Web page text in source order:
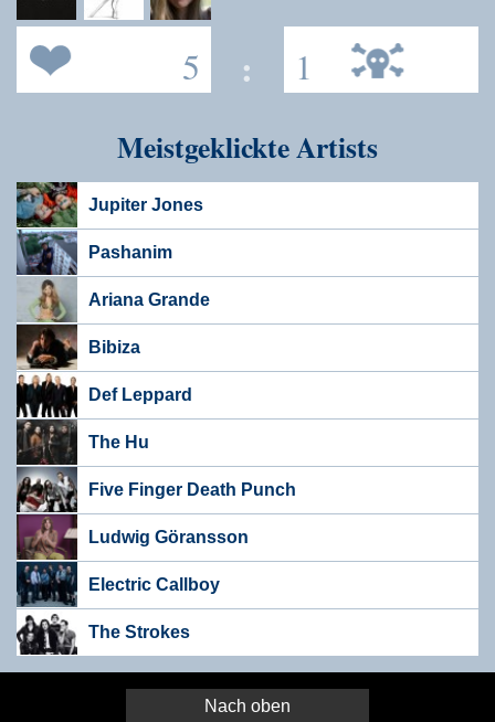
5 : 1
Meistgeklickte Artists
Jupiter Jones
Pashanim
Ariana Grande
Bibiza
Def Leppard
The Hu
Five Finger Death Punch
Ludwig Göransson
Electric Callboy
The Strokes
Nach oben